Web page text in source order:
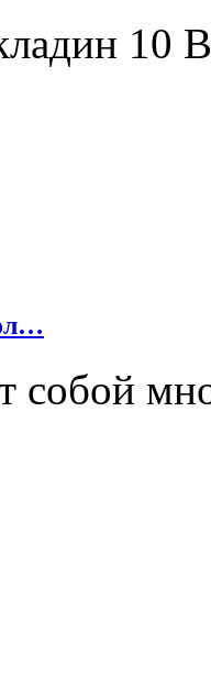
10
собой